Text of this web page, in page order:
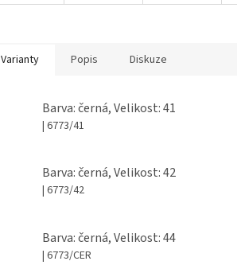
Varianty Popis Diskuze
Barva: černá, Velikost: 41
| 6773/41
Barva: černá, Velikost: 42
| 6773/42
Barva: černá, Velikost: 44
| 6773/CER